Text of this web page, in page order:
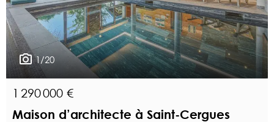
1/20
1 290 000 €
Maison d’architecte à Saint-Cergues